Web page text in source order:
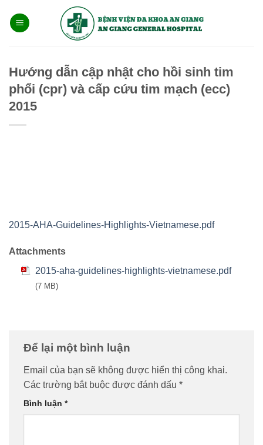
qua
Hướng dẫn cập nhật cho hồi sinh tim
phổi (cpr) và cấp cứu tim mạch (ecc)
2015
2015-AHA-Guidelines-Highlights-Vietnamese.pdf
Attachments
2015-aha-guidelines-highlights-vietnamese.pdf
(7 MB)
Để lại một bình luận
Email của bạn sẽ không được hiển thị công khai.
Các trường bắt buộc được đánh dấu *
Bình luận *